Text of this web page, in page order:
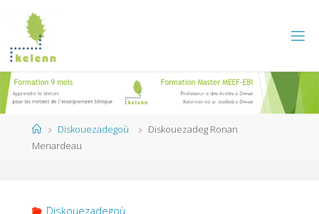
content
HomeDiskouezadegoù
Diskouezadeg Ronan
Menardeau
Diskouezadegoù